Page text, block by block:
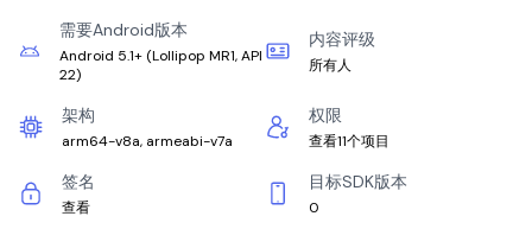
需要Android版本
Android 5.1+ (Lollipop MR1, API
22)
内容评级
所有人
架构
arm64-v8a, armeabi-v7a
权限
查看11个项目
签名
查看
目标SDK版本
0